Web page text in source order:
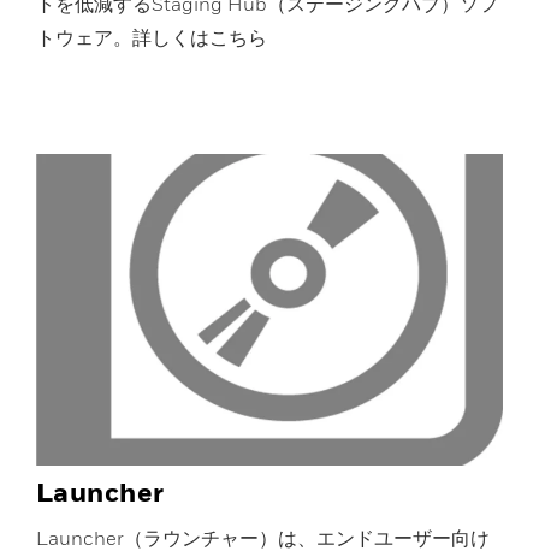
トウェア。詳しくはこちら
Launcher
Launcher（ラウンチャー）は、エンドユーザー向け